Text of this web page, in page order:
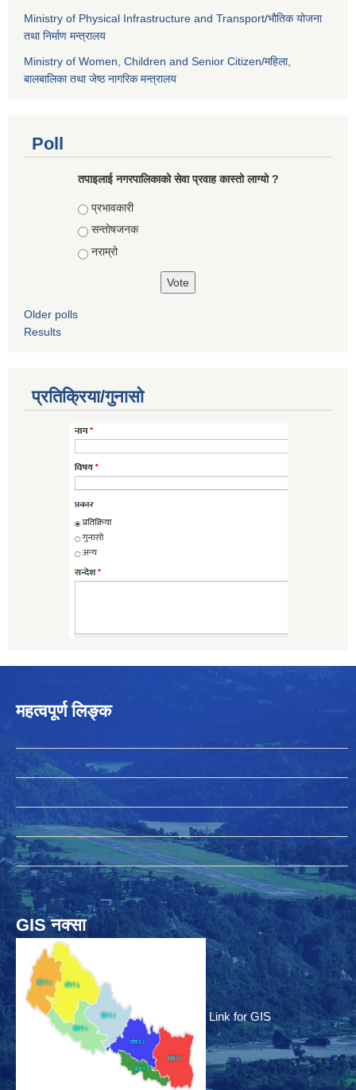
Ministry of Physical Infrastructure and Transport/भौतिक योजना
तथा निर्माण मन्त्रालय
Ministry of Women, Children and Senior Citizen/महिला,
बालबालिका तथा जेष्ठ नागरिक मन्त्रालय
Poll
तपाइलाई नगरपालिकाको सेवा प्रवाह कास्तो लाग्यो ?
Choices
प्रभावकारी
सन्तोषजनक
नराम्रो
Older polls
Results
प्रतिक्रिया/गुनासो
महत्वपूर्ण लिङ्क
GIS नक्सा
Link for GIS